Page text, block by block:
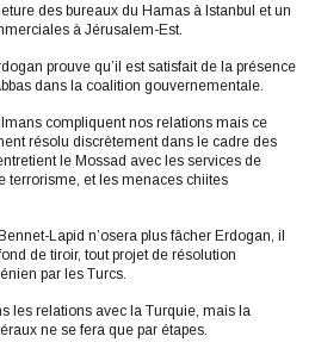
des bureaux du Hamas à Istanbul et un
à Jérusalem-Est.
prouve qu’il est satisfait de la présence
dans la coalition gouvernementale.
compliquent nos relations mais ce
résolu discrètement dans le cadre des
le Mossad avec les services de
terrorisme, et les menaces chiites
Lapid n’osera plus fâcher Erdogan, il
de tiroir, tout projet de résolution
par les Turcs.
les relations avec la Turquie, mais la
ne se fera que par étapes.